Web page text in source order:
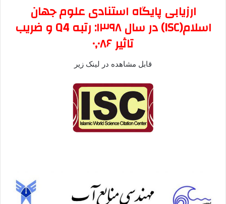
ارزیابی پایگاه استنادی علوم جهان
اسلام(ISC) درسال ۱۳۹۸ : رتبهQ4و ضریب
تاثیر۰٫۰۸۶
قابل مشاهده در لینک زیر